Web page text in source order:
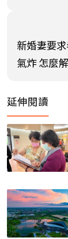
新婚妻要
氣炸 怎麼
延伸閱讀